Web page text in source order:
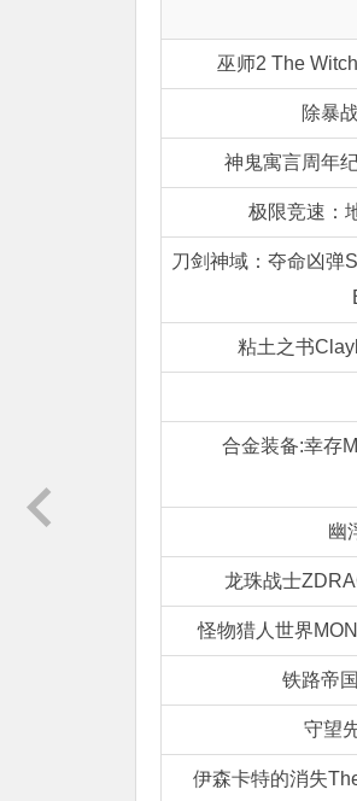
巫师2 The
除暴
神鬼寓言周年
极限竞速：
刀剑神域：夺命凶弹
粘土之书
合金装备:幸存
幽
龙珠战士
怪物猎人世界
铁路帝
守望
伊森卡特的消失